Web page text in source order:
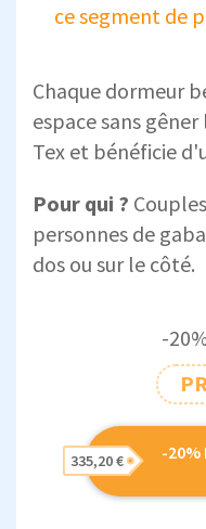
ce segment de
Chaque dormeur
espace sans
Tex et bénéficie
Pour qui ?
personnes de
dos ou sur le côté.
-
-20%
335,20 €